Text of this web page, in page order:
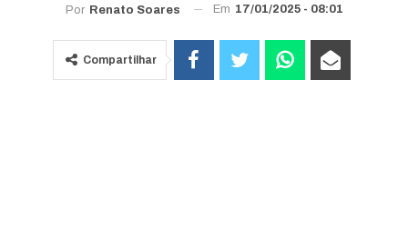
Por Renato Soares Em 17/01/2025 - 08:01
Compartilhar